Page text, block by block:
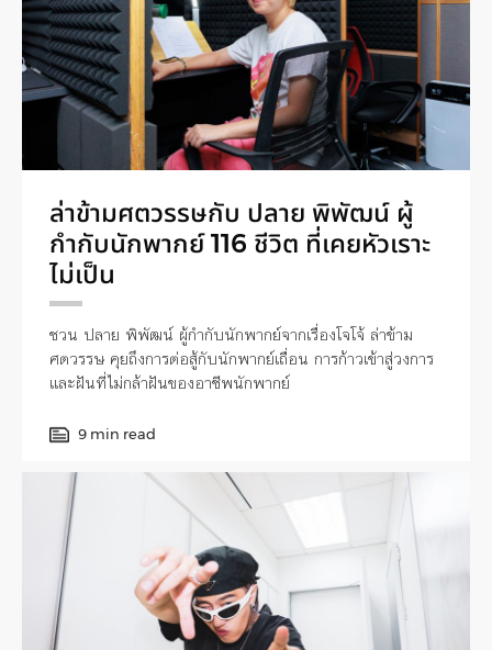
ล่าข้ามศตวรรษกับ ปลาย พิพัฒน์ ผู้
กำกับนักพากย์ 116 ชีวิต ที่เคยหัวเราะ
ไม่เป็น
ชวน ปลาย พิพัฒน์ ผู้กำกับนักพากย์จากเรื่องโจโจ้ ล่าข้าม
ศตวรรษ คุยถึงการต่อสู้กับนักพากย์เถื่อน การก้าวเข้าสู่วงการ
และฝันที่ไม่กล้าฝันของอาชีพนักพากย์
9 min read